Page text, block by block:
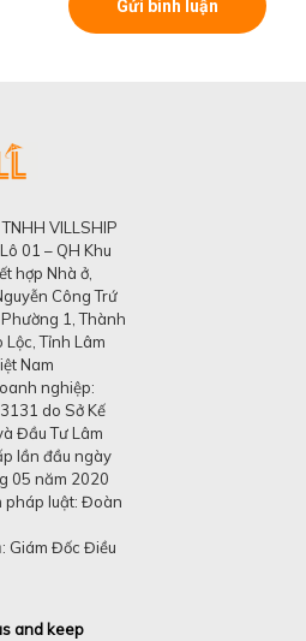
VILLSHIP
01 – QH Khu
hợp Nhà ở,
Công Trứ
1, Thành
Lộc, Tỉnh Lâm
Nam
nghiệp:
do Sở Kế
Đầu Tư Lâm
lần đầu ngày
05 năm 2020
pháp luật: Đoàn
Giám Đốc Điều
and keep